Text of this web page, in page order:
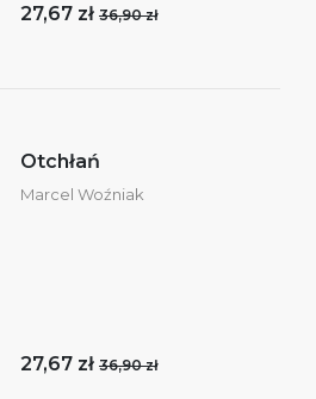
27,67 zł 36,90 zł
Otchłań
Marcel Woźniak
27,67 zł 36,90 zł